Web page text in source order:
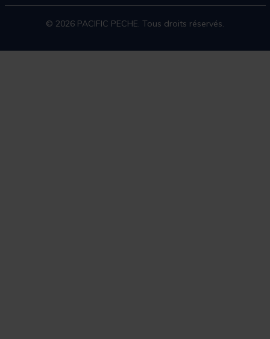
© 2026 PACIFIC PECHE. Tous droits réservés.